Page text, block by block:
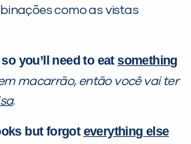
como as vistas
you’ll need to eatsomething
macarrão, então você vai ter
.
but forgot everything else